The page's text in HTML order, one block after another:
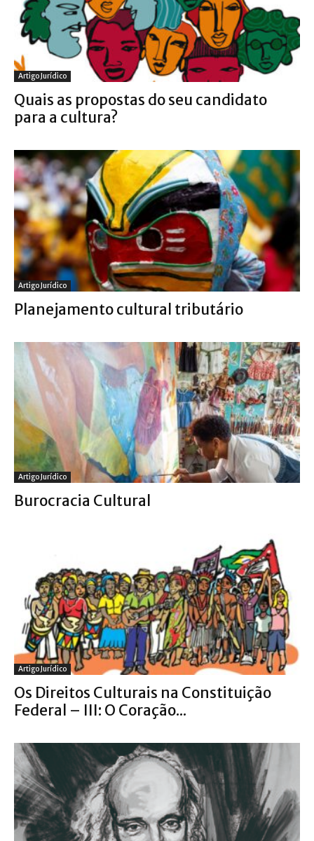
Artigo Jurídico
Quais as propostas do seu candidato
para a cultura?
Artigo Jurídico
Planejamento cultural tributário
Artigo Jurídico
Burocracia Cultural
Artigo Jurídico
Os Direitos Culturais na Constituição
Federal – III: O Coração...